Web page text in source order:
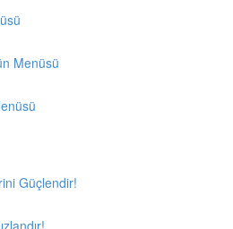
Menüsü
Güçlendir!